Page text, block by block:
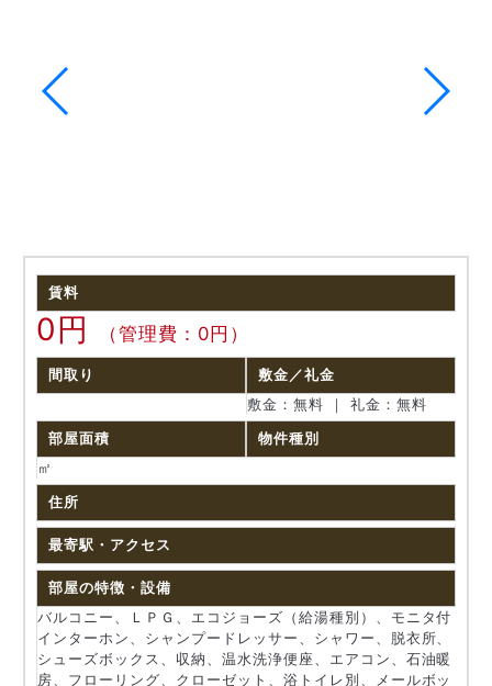
賃料
0円 （管理費：0円）
間取り
敷金／礼金
敷金：無料 ｜ 礼金：無料
部屋面積
㎡
物件種別
住所
最寄駅・アクセス
部屋の特徴・設備
バルコニー、ＬＰＧ、エコジョーズ（給湯種別）、モニタ付
インターホン、シャンプードレッサー、シャワー、脱衣所、
シューズボックス、収納、温水洗浄便座、エアコン、石油暖
房、フローリング、クローゼット、浴トイレ別、メールボッ